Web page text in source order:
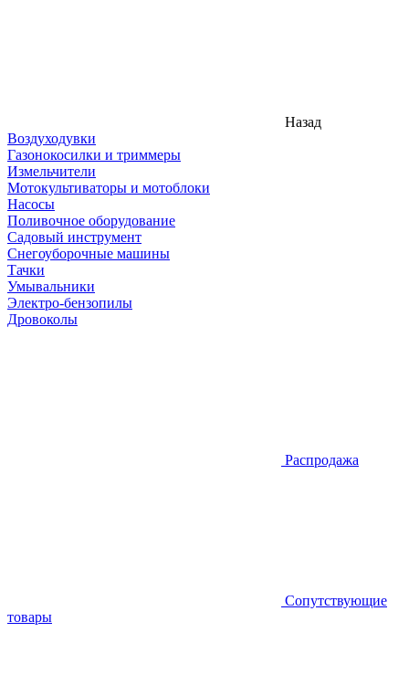
Назад
Воздуходувки
Газонокосилки и триммеры
Измельчители
Мотокультиваторы и мотоблоки
Насосы
Поливочное оборудование
Садовый инструмент
Снегоуборочные машины
Тачки
Умывальники
Электро-бензопилы
Дровоколы
Распродажа
Сопутствующие
товары